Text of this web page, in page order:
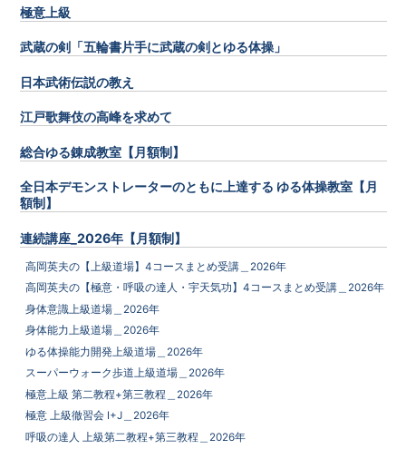
極意上級
武蔵の剣「五輪書片手に武蔵の剣とゆる体操」
日本武術伝説の教え
江戸歌舞伎の高峰を求めて
総合ゆる錬成教室【月額制】
全日本デモンストレーターのともに上達する ゆる体操教室【月
額制】
連続講座_2026年【月額制】
高岡英夫の【上級道場】4コースまとめ受講＿2026年
高岡英夫の【極意・呼吸の達人・宇天気功】4コースまとめ受講＿2026年
身体意識上級道場＿2026年
身体能力上級道場＿2026年
ゆる体操能力開発上級道場＿2026年
スーパーウォーク歩道上級道場＿2026年
極意上級 第二教程+第三教程＿2026年
極意 上級徹習会 I+J＿2026年
呼吸の達人 上級第二教程+第三教程＿2026年